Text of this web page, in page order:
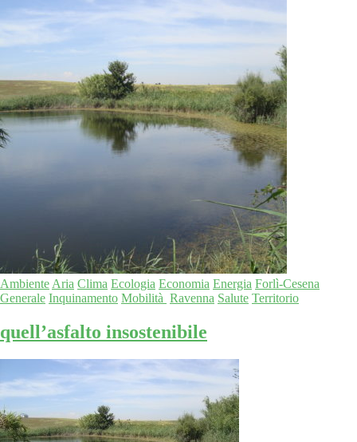
Ambiente Aria Clima Ecologia Economia Energia Forlì-Cesena
Generale Inquinamento Mobilità Ravenna Salute Territorio
quell’asfalto insostenibile